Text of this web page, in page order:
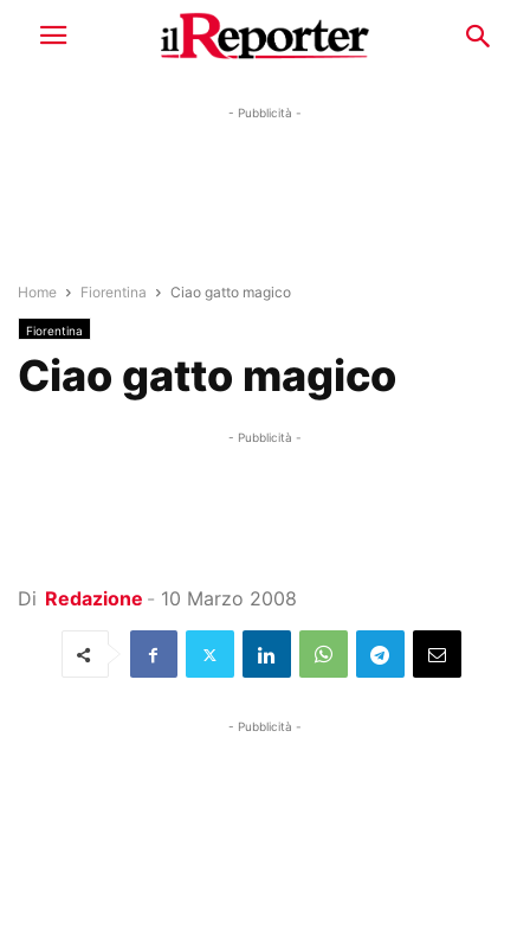
- Pubblicità -
Home Fiorentina Ciao gatto magico
Fiorentina
Ciao gatto magico
- Pubblicità -
Di Redazione - 10 Marzo 2008
- Pubblicità -